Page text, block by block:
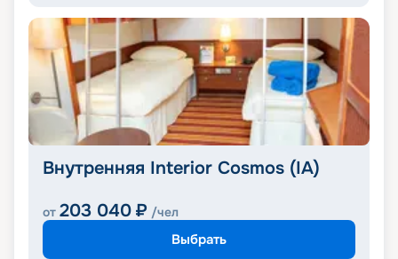
Внутренняя Interior Cosmos (IA)
от 203 040 ₽ /чел
Выбрать